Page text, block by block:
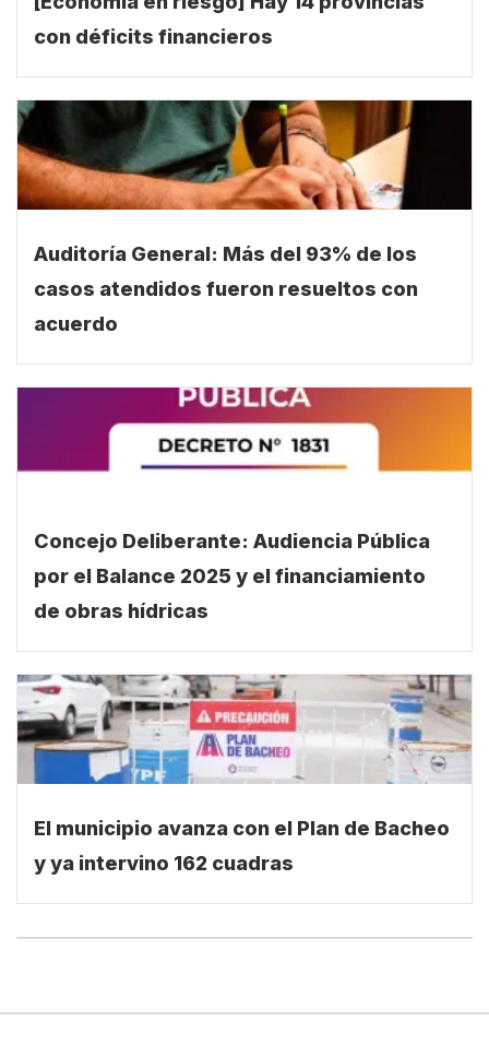
con déficits financieros
Auditoría General: Más del 93% de los
casos atendidos fueron resueltos con
acuerdo
Concejo Deliberante: Audiencia Pública
por el Balance 2025 y el financiamiento
de obras hídricas
El municipio avanza con el Plan de Bacheo
y ya intervino 162 cuadras